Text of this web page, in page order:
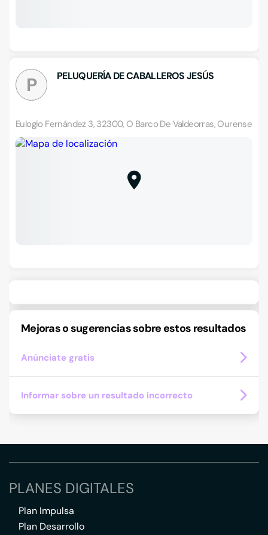
P PELUQUERÍA DE CABALLEROS JESÚS
Eulogio Fernández 3, 32300, O Barco De Valdeorras, Ourense
Mejoras o sugerencias sobre estos resultados
Anúnciate gratis
Informar sobre un resultado incorrecto
PLANES DIGITALES
Plan Impulsa
Plan Desarrollo